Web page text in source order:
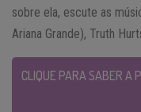
sobre ela, escute as
Ariana Grande), Truth
CLIQUE PARA SABER A